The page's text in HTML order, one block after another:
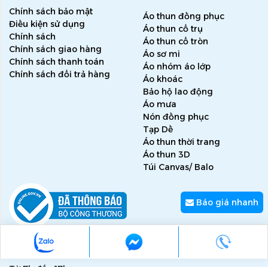
Chính sách bảo mật
Điều kiện sử dụng
Chính sách
Chính sách giao hàng
Chính sách thanh toán
Chính sách đổi trả hàng
Áo thun đồng phục
Áo thun cổ trụ
Áo thun cổ tròn
Áo sơ mi
Áo nhóm áo lớp
Áo khoác
Bảo hộ lao động
Áo mưa
Nón đồng phục
Tạp Dề
Áo thun thời trang
Áo thun 3D
Túi Canvas/ Balo
Thời gian hoạt động
Thứ 2 - thứ 7
Báo giá nhanh